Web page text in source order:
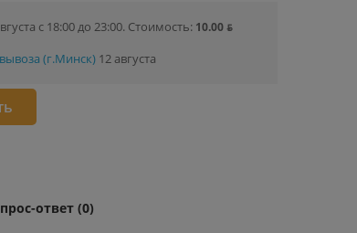
с 18:00 до 23:00. Стоимость: 10.00 ƃ
(г.Минск)12 августа
ответ (0)